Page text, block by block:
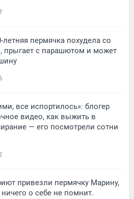
летняя пермячка похудела со
прыгает с парашютом и может
все испортилось»: блогер
видео, как выжить в
— его посмотрели сотни
привезли пермячку Марину,
о себе не помнит.